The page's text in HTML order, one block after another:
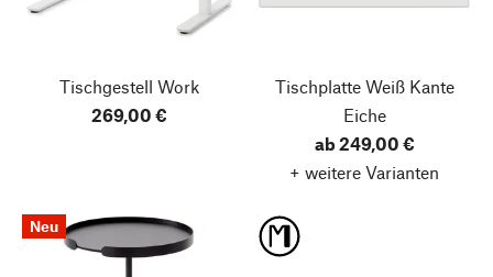
Tischgestell Work
269,00 €
Tischplatte WeißKante
Eiche
ab 249,00 €
+ weitere Varianten
Neu